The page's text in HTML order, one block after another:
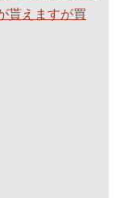
貰えますが買